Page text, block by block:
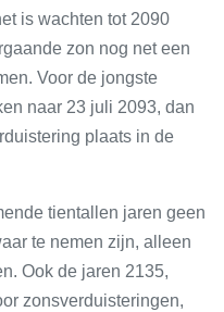
is wachten tot 2090
zon nog net een
Voor de jongste
naar 23 juli 2093, dan
plaats in de
tientallen jaren geen
te nemen zijn, alleen
Ook de jaren 2135,
zonsverduisteringen,